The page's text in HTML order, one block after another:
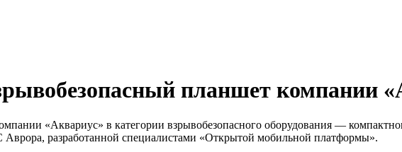
планшет компании
«Аквариус» в категории взрывобезопасного оборудования —
Аврора, разработанной специалистами «Открытой мобильной платформы».